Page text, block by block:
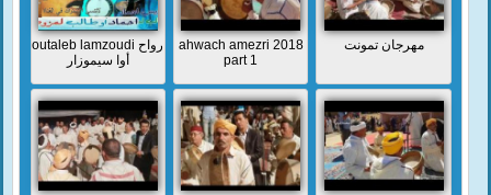
outaleb lamzoudi رواح
أوا سيموزار
ahwach amezri 2018
part 1
مهرجان تمونت